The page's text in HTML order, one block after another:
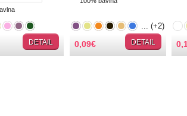
DETAIL 0,09€ DETAIL
... (+2)